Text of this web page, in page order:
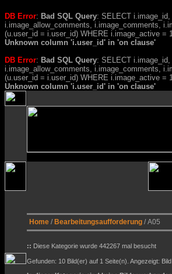
DB Error: Bad SQL Query: SELECT
i.image_allow_comments, i.image_comments,
(u.user_id = i.user_id) WHERE i.image_active
Unknown column 'i.user_id' in 'on clause'
DB Error: Bad SQL Query: SELECT
i.image_allow_comments, i.image_comments,
(u.user_id = i.user_id) WHERE i.image_active
Unknown column 'i.user_id' in 'on clause'
Home / Bearbeitungsaufforderung / A05
:: Diese Kategorie wurde 442267 mal besucht
Gefunden: 10 Bild(er) auf 1 Seite(n). Angezeigt: Bild